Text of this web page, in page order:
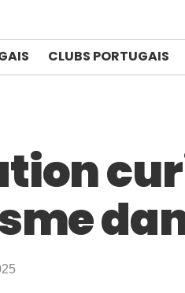
CLUBS PORTUGAIS